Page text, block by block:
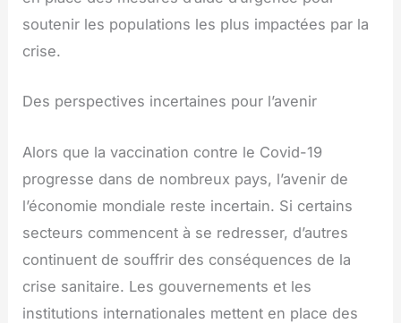
soutenir les populations les plus impactées par la
crise.
Des perspectives incertaines pour l’avenir
Alors que la vaccination contre le Covid-19
progresse dans de nombreux pays, l’avenir de
l’économie mondiale reste incertain. Si certains
secteurs commencent à se redresser, d’autres
continuent de souffrir des conséquences de la
crise sanitaire. Les gouvernements et les
institutions internationales mettent en place des